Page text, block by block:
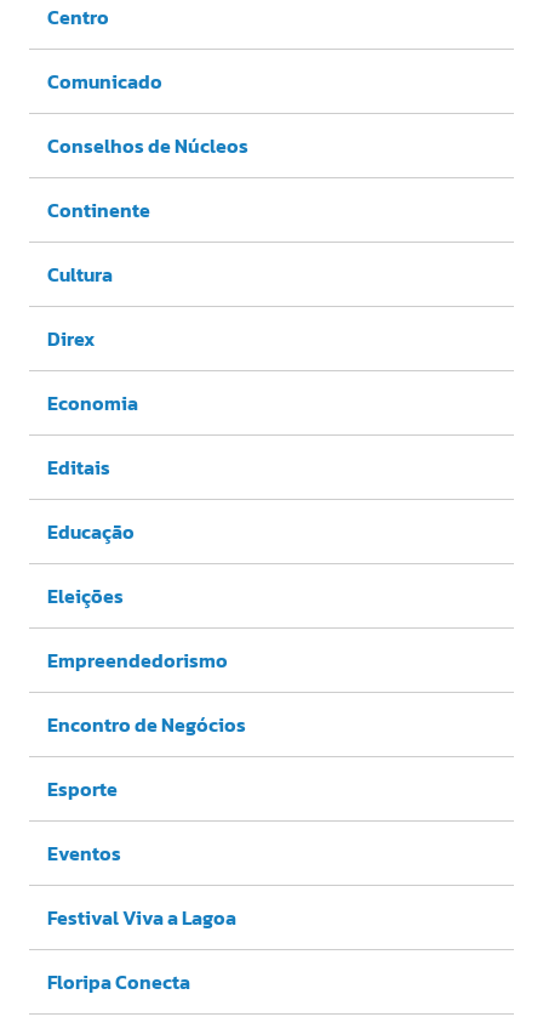
Centro
Comunicado
Conselhos de Núcleos
Continente
Cultura
Direx
Economia
Editais
Educação
Eleições
Empreendedorismo
Encontro de Negócios
Esporte
Eventos
Festival Viva a Lagoa
Floripa Conecta